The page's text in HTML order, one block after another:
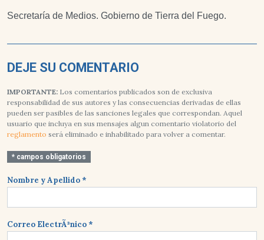
Secretaría de Medios. Gobierno de Tierra del Fuego.
DEJE SU COMENTARIO
IMPORTANTE: Los comentarios publicados son de exclusiva
responsabilidad de sus autores y las consecuencias derivadas de ellas
pueden ser pasibles de las sanciones legales que correspondan. Aquel
usuario que incluya en sus mensajes algun comentario violatorio del
reglamento será eliminado e inhabilitado para volver a comentar.
* campos obligatorios
Nombre y Apellido *
Correo ElectrÃ³nico *